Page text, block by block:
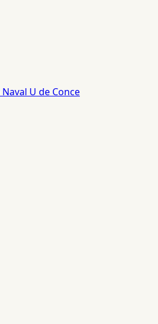
Naval U de Conce